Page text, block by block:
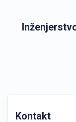
Kontakt